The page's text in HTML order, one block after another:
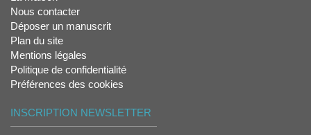
Nous contacter
Déposer un manuscrit
Plan du site
Mentions légales
Politique de confidentialité
Préférences des cookies
INSCRIPTION NEWSLETTER